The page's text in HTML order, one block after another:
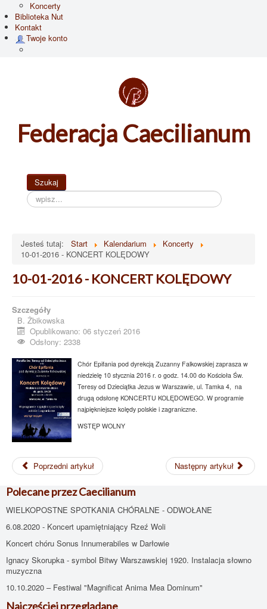
Koncerty
Biblioteka Nut
Kontakt
Twoje konto
Federacja Caecilianum
Szukaj
Jesteś tutaj: Start Kalendarium
Koncerty
10-01-2016 - KONCERT KOLĘDOWY
10-01-2016 - KONCERT KOLĘDOWY
Szczegóły
B. Żbikowska
Opublikowano: 06 styczeń 2016
Odsłony: 2338
Chór Epifania pod dyrekcją Zuzanny Falkowskiej zaprasza w
niedzielę 10 stycznia 2016 r. o godz. 14.00 do Kościoła Św.
Teresy od Dzieciątka Jezus w Warszawie, ul. Tamka 4, na
drugą odsłonę KONCERTU KOLĘDOWEGO. W programie
najpiękniejsze kolędy polskie i zagraniczne.
WSTĘP WOLNY
Poprzedni artykuł Następny artykuł
Polecane przez Caecilianum
WIELKOPOSTNE SPOTKANIA CHÓRALNE - ODWOŁANE
6.08.2020 - Koncert upamiętniający Rzeź Woli
Koncert chóru Sonus Innumerabiles w Darłowie
Ignacy Skorupka - symbol Bitwy Warszawskiej 1920. Instalacja słowno
muzyczna
10.10.2020 – Festiwal "Magnificat Anima Mea Dominum"
Najczęściej przeglądane